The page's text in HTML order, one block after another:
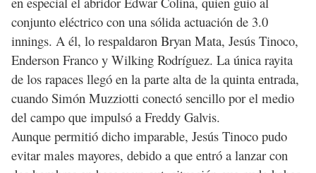
conjunto eléctrico con una sólida actuación de 3.0
innings. A él, lo respaldaron Bryan Mata, Jesús Tinoco,
Enderson Franco y Wilking Rodríguez. La única rayita
de los rapaces llegó en la parte alta de la quinta entrada,
cuando Simón Muzziotti conectó sencillo por el medio
del campo que impulsó a Freddy Galvis.
Aunque permitió dicho imparable, Jesús Tinoco pudo
evitar males mayores, debido a que entró a lanzar con